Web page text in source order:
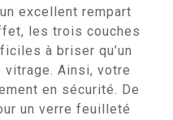
excellent rempart
les trois couches
à briser qu’un
vitrage. Ainsi, votre
en sécurité. De
un verre feuilleté